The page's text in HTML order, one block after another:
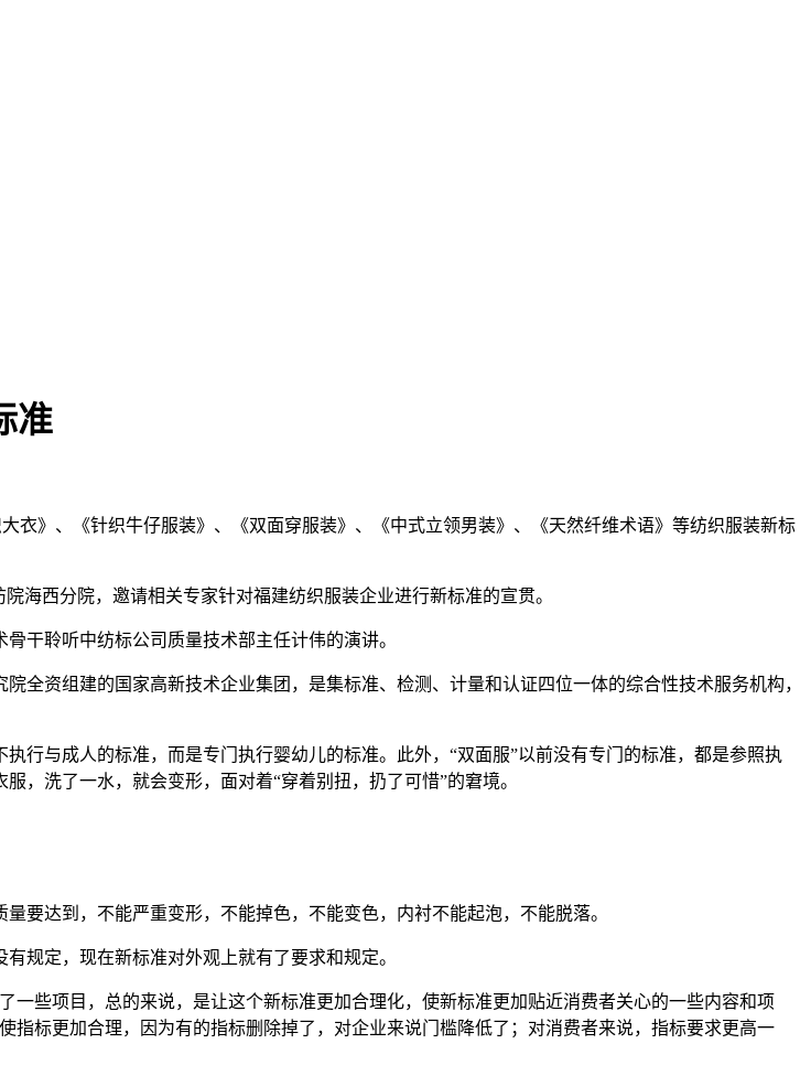
准
衣》、《针织牛仔服装》、《双面穿服装》、《中式立领男装》、《天然纤维术语》等纺织服装新标
海西分院，邀请相关专家针对福建纺织服装企业进行新标准的宣贯。
干聆听中纺标公司质量技术部主任计伟的演讲。
全资组建的国家高新技术企业集团，是集标准、检测、计量和认证四位一体的综合性技术服务机构，
行与成人的标准，而是专门执行婴幼儿的标准。此外，“双面服”以前没有专门的标准，都是参照执
，洗了一水，就会变形，面对着“穿着别扭，扔了可惜”的窘境。
要达到，不能严重变形，不能掉色，不能变色，内衬不能起泡，不能脱落。
规定，现在新标准对外观上就有了要求和规定。
些项目，总的来说，是让这个新标准更加合理化，使新标准更加贴近消费者关心的一些内容和项
标更加合理，因为有的指标删除掉了，对企业来说门槛降低了；对消费者来说，指标要求更高一